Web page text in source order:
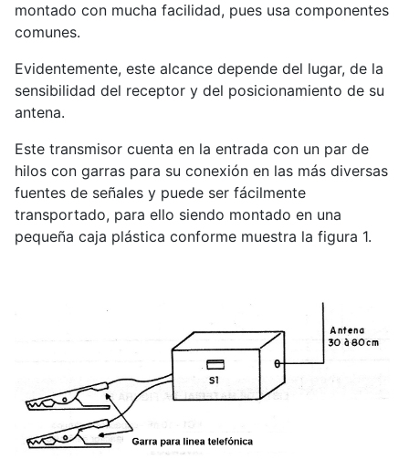
montado con mucha facilidad, pues usa componentes
comunes.
Evidentemente, este alcance depende del lugar, de la
sensibilidad del receptor y del posicionamiento de su
antena.
Este transmisor cuenta en la entrada con un par de
hilos con garras para su conexión en las más diversas
fuentes de señales y puede ser fácilmente
transportado, para ello siendo montado en una
pequeña caja plástica conforme muestra la figura 1.